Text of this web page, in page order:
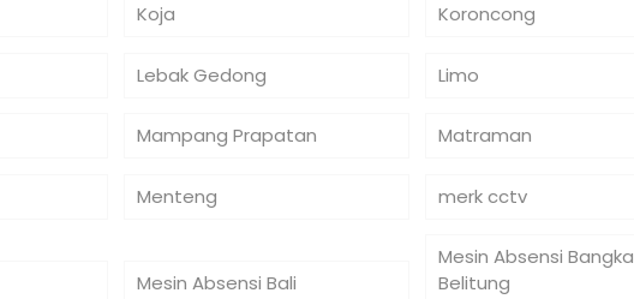
Koja Koroncong
Lebak Gedong Limo
Mampang Prapatan Matraman
Menteng merk cctv
Mesin Absensi Bali
Mesin Absensi Bangka
Belitung